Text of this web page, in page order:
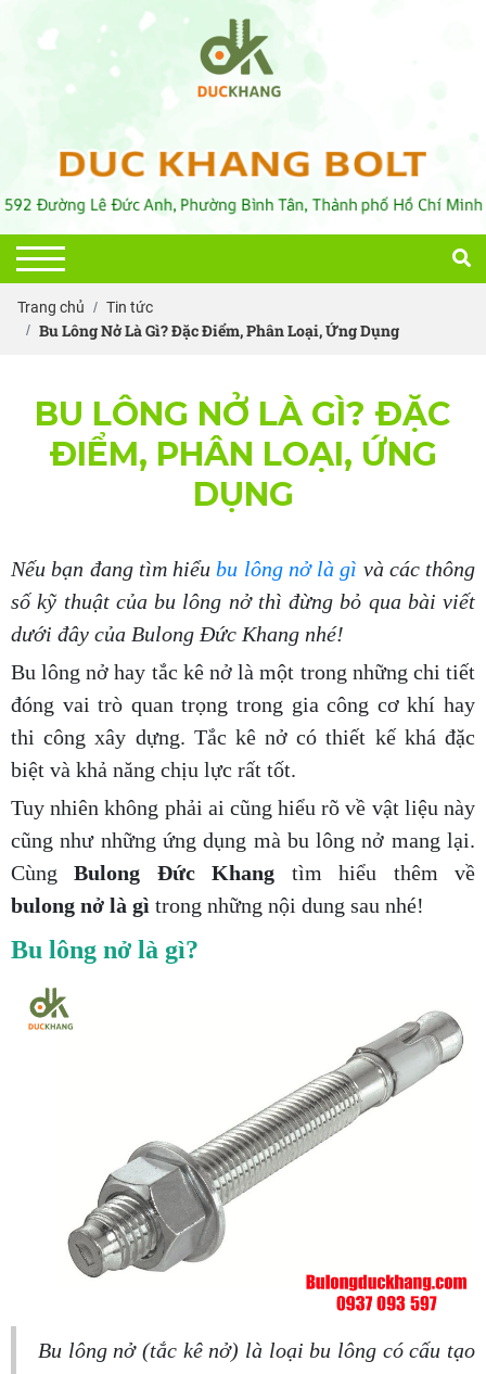
Trang chủ Tin tức
Bu Lông Nở Là Gì? Đặc Điểm, Phân Loại, Ứng Dụng
BU LÔNG NỞ LÀ GÌ? ĐẶC
ĐIỂM, PHÂN LOẠI, ỨNG
DỤNG
Nếu bạn đang tìm hiểubu lông nở là gì và các thông
số kỹ thuật của bu lông nở thì đừng bỏ qua bài viết
dưới đây của Bulong Đức Khang nhé!
Bu lông nở hay tắc kê nở là một trong những chi tiết
đóng vai trò quan trọng trong gia công cơ khí hay
thi công xây dựng. Tắc kê nở có thiết kế khá đặc
biệt và khả năng chịu lực rất tốt.
Tuy nhiên không phải ai cũng hiểu rõ về vật liệu này
cũng như những ứng dụng mà bu lông nở mang lại.
CùngBulong Đức Khang tìm hiểu thêm về
bulong nở là gì trong những nội dung sau nhé!
Bu lông nở là gì?
Bu lông nở (tắc kê nở) là loại bu lông có cấu tạo